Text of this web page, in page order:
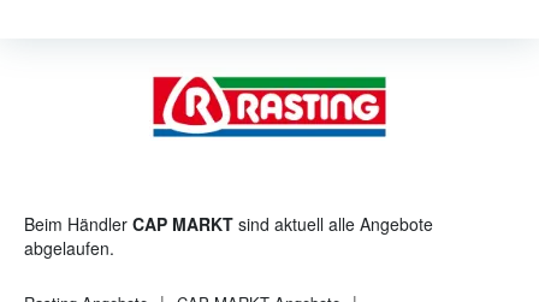
Beim Händler CAP MARKT sind aktuell alle Angebote
abgelaufen.